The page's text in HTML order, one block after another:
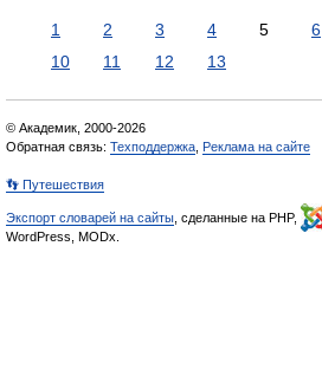
1 2 3 4 5 6
10
11 12 13
© Академик, 2000-2026
Обратная связь: Техподдержка Реклама на сайте
👣 Путешествия
Экспорт словарей на сайты , сделанные на PHP,
WordPress, MODx.